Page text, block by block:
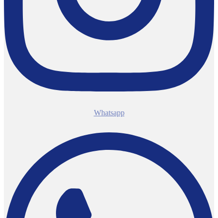
Whatsapp